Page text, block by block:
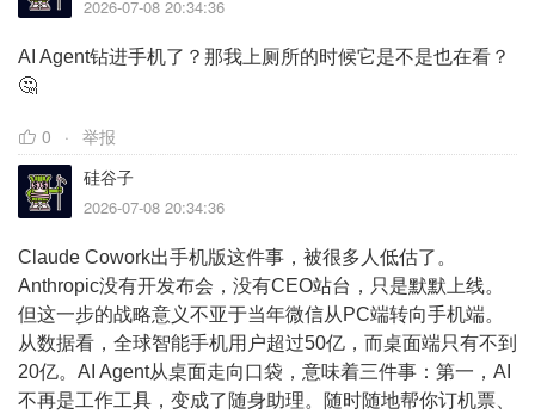
2026-07-08 20:34:36
AI Agent钻进手机了？那我上厕所的时候它是不是也在看？
🤔
0
举报
硅谷子
2026-07-08 20:34:36
Claude Cowork出手机版这件事，被很多人低估了。
Anthropic没有开发布会，没有CEO站台，只是默默上线。
但这一步的战略意义不亚于当年微信从PC端转向手机端。
从数据看，全球智能手机用户超过50亿，而桌面端只有不到
20亿。AI Agent从桌面走向口袋，意味着三件事：第一，AI
不再是工作工具，变成了随身助理。随时随地帮你订机票、